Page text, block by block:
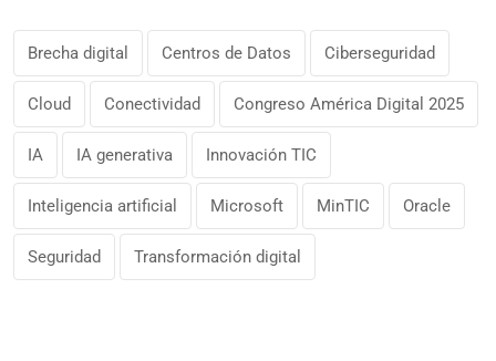
Brecha digital Centros de Datos Ciberseguridad
Cloud Conectividad Congreso América Digital 2025
IA IA generativa Innovación TIC
Inteligencia artificial Microsoft MinTIC Oracle
Seguridad Transformación digital